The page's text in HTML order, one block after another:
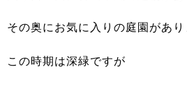
その奥にお気に入りの庭園があり
この時期は深緑ですが